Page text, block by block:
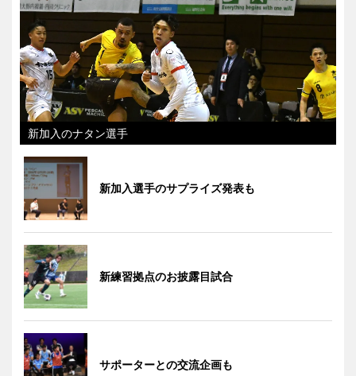
新加入のナタン選手
新加入選手のサプライズ発表も
新練習拠点のお披露目試合
サポーターとの交流企画も